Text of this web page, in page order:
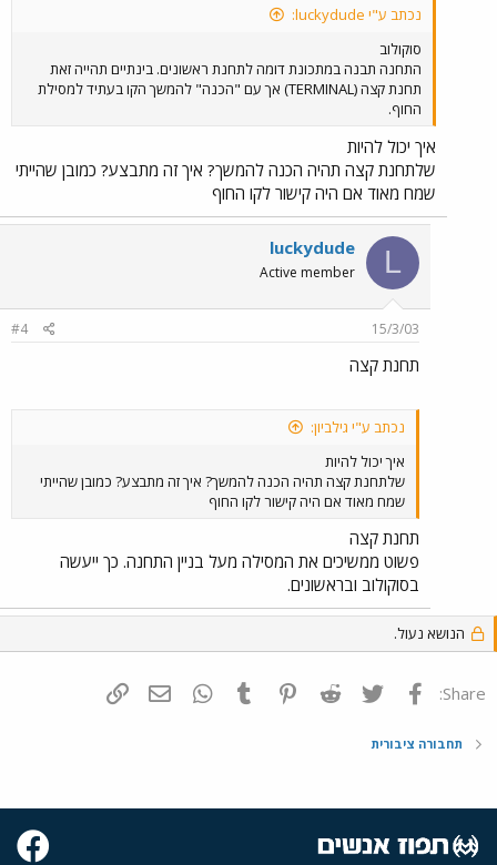
נכתב ע"י luckydude:
סוקולוב
התחנה תבנה במתכונת דומה לתחנת ראשונים. בינתיים תהייה זאת
תחנת קצה (TERMINAL) אך עם "הכנה" להמשך הקו בעתיד למסילת
החוף.
איך יכול להיות
שלתחנת קצה תהיה הכנה להמשך? איך זה מתבצע? כמובן שהייתי
שמח מאוד אם היה קישור לקו החוף
L
luckydude
Active member
15/3/03
#4
תחנת קצה
נכתב ע"י גילביון:
איך יכול להיות
שלתחנת קצה תהיה הכנה להמשך? איך זה מתבצע? כמובן שהייתי
שמח מאוד אם היה קישור לקו החוף
תחנת קצה
פשוט ממשיכים את המסילה מעל בניין התחנה. כך ייעשה
בסוקולוב ובראשונים.
הנושא נעול.
Share: פייסבוק Twitter
Reddit
Pinterest
Tumblr
WhatsAppדואר אלקטרוני
תחבורה ציבורית